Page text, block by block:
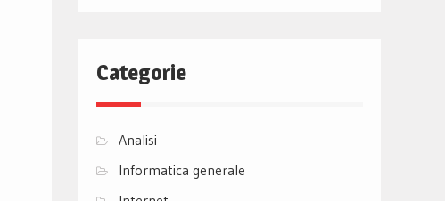
Categorie
Analisi
Informatica generale